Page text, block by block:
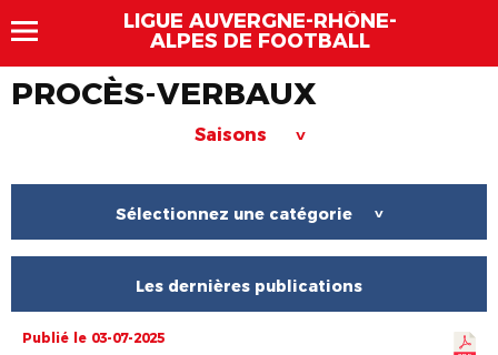
LIGUE AUVERGNE-RHÔNE-
ALPES DE FOOTBALL
PROCÈS-VERBAUX
Saisons >
Sélectionnez une catégorie >
Les dernières publications
Publié le 03-07-2025